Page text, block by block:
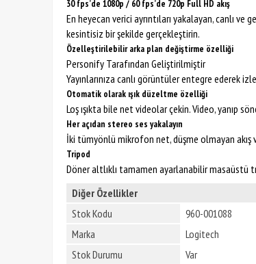
30 fps’de 1080p / 60 fps’de 720p Full HD akış
En heyecan verici ayrıntıları yakalayan, canlı
kesintisiz bir şekilde gerçekleştirin.
Özelleştirilebilir arka plan değiştirme özelliği
Personify Tarafından Geliştirilmiştir
Yayınlarınıza canlı görüntüler entegre ederek
Otomatik olarak ışık düzeltme özelliği
Loş ışıkta bile net videolar çekin. Video, yanıp
Her açıdan stereo ses yakalayın
İki tümyönlü mikrofon net, düşme olmayan akış
Tripod
Döner altlıklı tamamen ayarlanabilir
Diğer Özellikler
Stok Kodu
960-001088
Marka
Logitech
Stok Durumu
Var